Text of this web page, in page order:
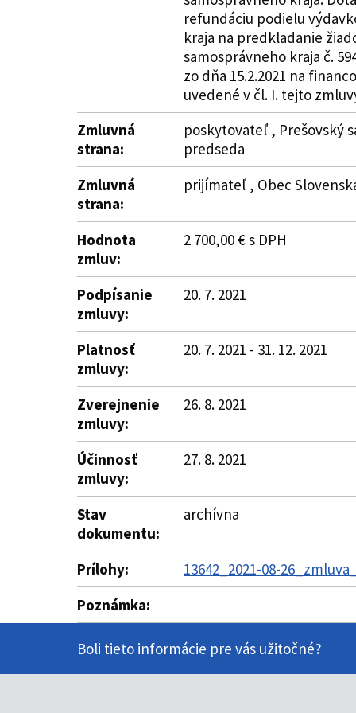
refundáciu podielu
kraja na predkladanie
samosprávneho kraja č.
zo dňa 15.2.2021 na
uvedené v čl. I. tejto
Zmluvná
strana:
poskytovateľ , Prešovský
predseda
Zmluvná
strana:
prijímateľ , Obec
Hodnota
zmluv:
2 700,00 € s DPH
Podpísanie
zmluvy:
20. 7. 2021
Platnosť
zmluvy:
20. 7. 2021 - 31. 12. 2021
Zverejnenie
zmluvy:
26. 8. 2021
Účinnosť
zmluvy:
27. 8. 2021
Stav
dokumentu:
archívna
Prílohy:
13642_2021-08-
Poznámka:
Boli tieto informácie pre vás užitočné?